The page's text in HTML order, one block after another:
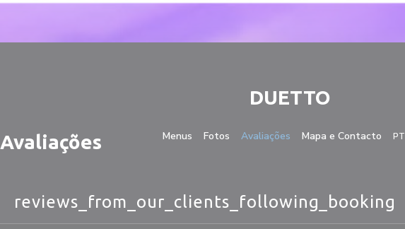
DUETTO
Menus Fotos Avaliações Mapa e Contacto PT
Avaliações
reviews_from_our_clients_following_booking